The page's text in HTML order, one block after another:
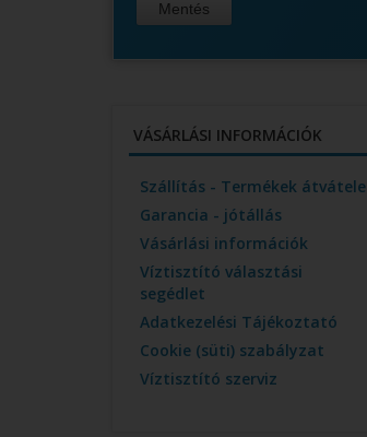
VÁSÁRLÁSI INFORMÁCIÓK
Szállítás - Termékek átvátele
Garancia - jótállás
Vásárlási információk
Víztisztító választási
segédlet
Adatkezelési Tájékoztató
Cookie (süti) szabályzat
Víztisztító szerviz